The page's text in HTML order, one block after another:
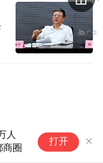
人
商圈
打开